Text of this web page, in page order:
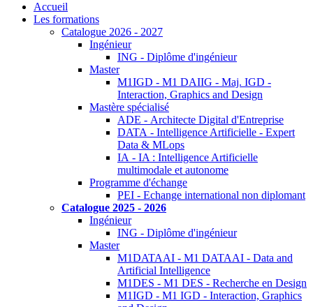
Accueil
Les formations
Catalogue 2026 - 2027
Ingénieur
ING - Diplôme d'ingénieur
Master
M1IGD - M1 DAIIG - Maj. IGD -
Interaction, Graphics and Design
Mastère spécialisé
ADE - Architecte Digital d'Entreprise
DATA - Intelligence Artificielle - Expert
Data & MLops
IA - IA : Intelligence Artificielle
multimodale et autonome
Programme d'échange
PEI - Echange international non diplomant
Catalogue 2025 - 2026
Ingénieur
ING - Diplôme d'ingénieur
Master
M1DATAAI - M1 DATAAI - Data and
Artificial Intelligence
M1DES - M1 DES - Recherche en Design
M1IGD - M1 IGD - Interaction, Graphics